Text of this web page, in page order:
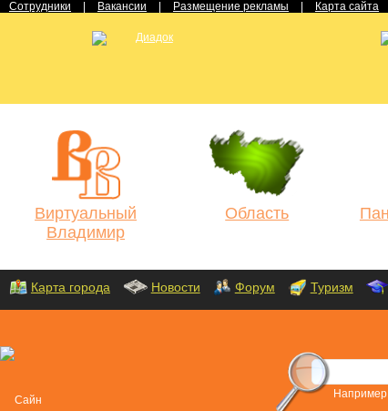
Сотрудники Вакансии Размещение рекламы Карта сайта
Виртуальный
Владимир
Область
Карта города Новости Форум Туризм